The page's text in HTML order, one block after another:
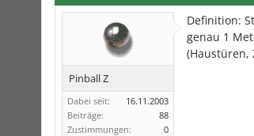
Pinball Z
Dabei seit:
16.11.2003
Beiträge:
88
Zustimmungen:
0
Definition:
genau 1
(Haustüren,